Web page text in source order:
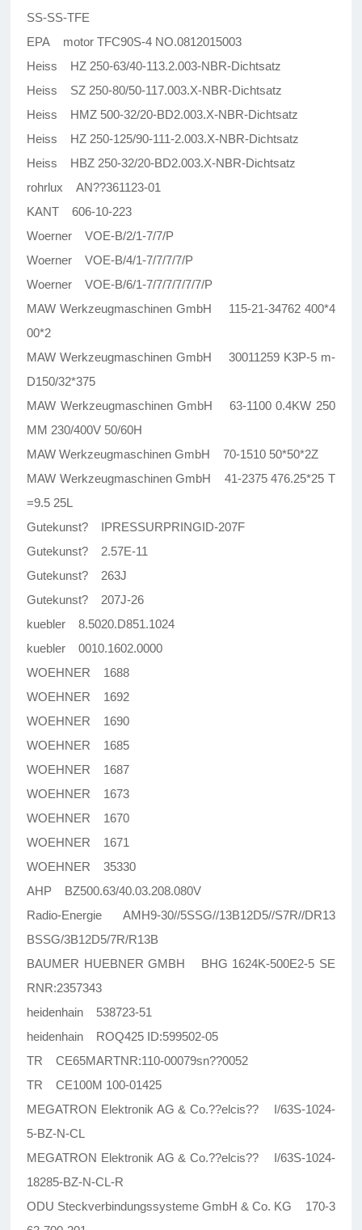
SS-SS-TFE
EPA motor TFC90S-4 NO.0812015003
Heiss HZ 250-63/40-113.2.003-NBR-Dichtsatz
Heiss SZ 250-80/50-117.003.X-NBR-Dichtsatz
Heiss HMZ 500-32/20-BD2.003.X-NBR-Dichtsatz
Heiss HZ 250-125/90-111-2.003.X-NBR-Dichtsatz
Heiss HBZ 250-32/20-BD2.003.X-NBR-Dichtsatz
rohrlux AN??361123-01
KANT 606-10-223
Woerner VOE-B/2/1-7/7/P
Woerner VOE-B/4/1-7/7/7/7/P
Woerner VOE-B/6/1-7/7/7/7/7/7/P
MAW Werkzeugmaschinen GmbH 115-21-34762 400*4
00*2
MAW Werkzeugmaschinen GmbH 30011259 K3P-5 m-
D150/32*375
MAW Werkzeugmaschinen GmbH 63-1100 0.4KW 250
MM 230/400V 50/60H
MAW Werkzeugmaschinen GmbH 70-1510 50*50*2Z
MAW Werkzeugmaschinen GmbH 41-2375 476.25*25 T
=9.5 25L
Gutekunst? IPRESSURPRINGID-207F
Gutekunst? 2.57E-11
Gutekunst? 263J
Gutekunst? 207J-26
kuebler 8.5020.D851.1024
kuebler 0010.1602.0000
WOEHNER 1688
WOEHNER 1692
WOEHNER 1690
WOEHNER 1685
WOEHNER 1687
WOEHNER 1673
WOEHNER 1670
WOEHNER 1671
WOEHNER 35330
AHP BZ500.63/40.03.208.080V
Radio-Energie AMH9-30//5SSG//13B12D5//S7R//DR13
BSSG/3B12D5/7R/R13B
BAUMER HUEBNER GMBH BHG 1624K-500E2-5 SE
RNR:2357343
heidenhain 538723-51
heidenhain ROQ425 ID:599502-05
TR CE65MARTNR:110-00079sn??0052
TR CE100M 100-01425
MEGATRON Elektronik AG & Co.??elcis?? I/63S-1024-
5-BZ-N-CL
MEGATRON Elektronik AG & Co.??elcis?? I/63S-1024-
18285-BZ-N-CL-R
ODU Steckverbindungssysteme GmbH & Co. KG 170-3